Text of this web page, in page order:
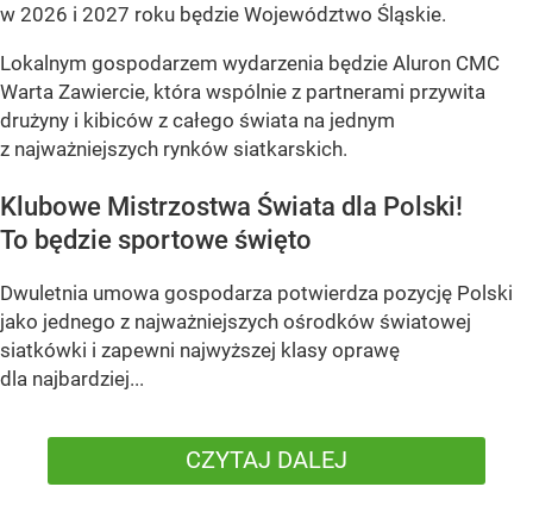
w 2026 i 2027 roku będzie Województwo Śląskie.
Lokalnym gospodarzem wydarzenia będzie Aluron CMC
Warta Zawiercie, która wspólnie z partnerami przywita
drużyny i kibiców z całego świata na jednym
z najważniejszych rynków siatkarskich.
Klubowe Mistrzostwa Świata dla Polski!
To będzie sportowe święto
Dwuletnia umowa gospodarza potwierdza pozycję Polski
jako jednego z najważniejszych ośrodków światowej
siatkówki i zapewni najwyższej klasy oprawę
dla najbardziej...
CZYTAJ DALEJ